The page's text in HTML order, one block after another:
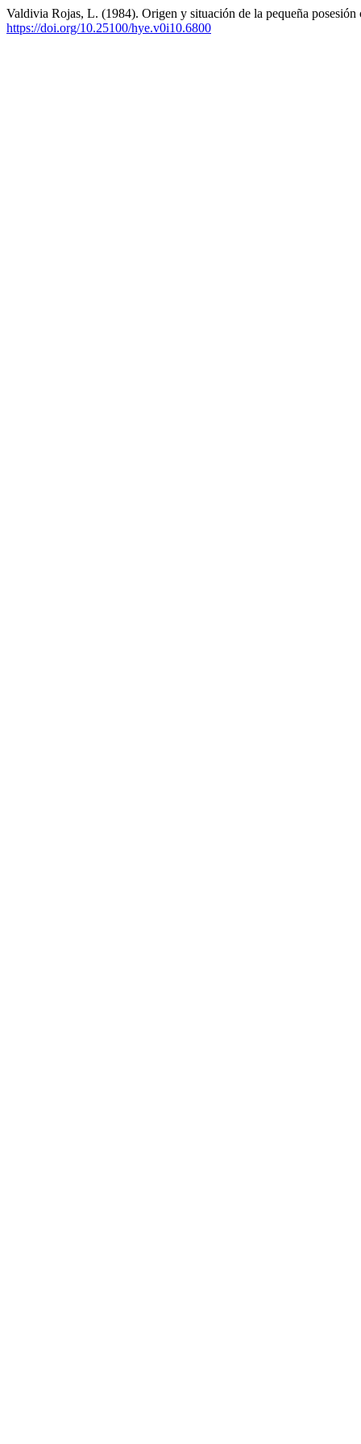
Valdivia Rojas, L. (1984). Origen y situación de la pequeña
https://doi.org/10.25100/hye.v0i10.6800